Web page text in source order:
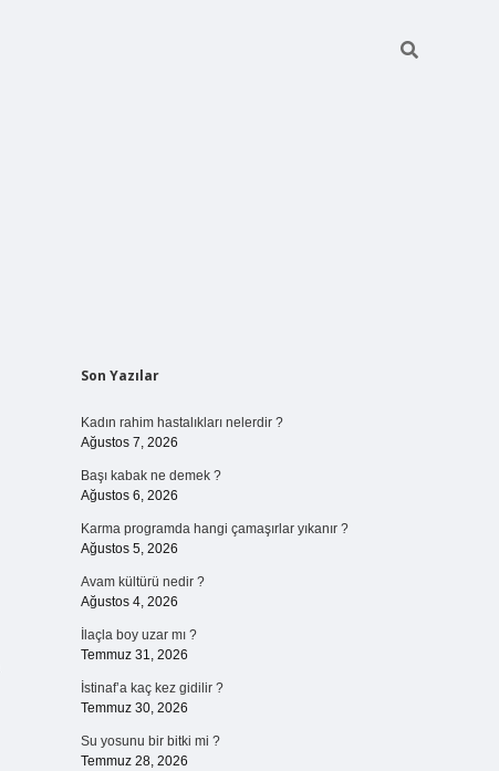
Sidebar
Son Yazılar
Kadın rahim hastalıkları nelerdir ?
Ağustos 7, 2026
Başı kabak ne demek ?
Ağustos 6, 2026
Karma programda hangi çamaşırlar yıkanır ?
Ağustos 5, 2026
Avam kültürü nedir ?
Ağustos 4, 2026
İlaçla boy uzar mı ?
Temmuz 31, 2026
İstinaf’a kaç kez gidilir ?
Temmuz 30, 2026
Su yosunu bir bitki mi ?
Temmuz 28, 2026